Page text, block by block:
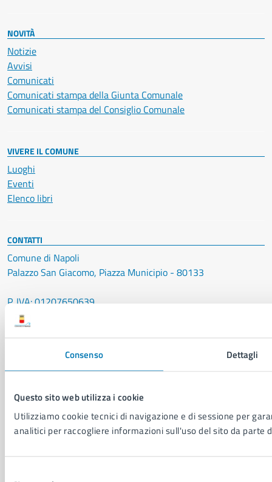
Consenso Dettagli
Questo sito web utilizza i cookie
Utilizziamo cookie tecnici di navigazione e di sessione per
analitici per raccogliere informazioni sull'uso del sito da parte
NOVITÀ
Notizie
Avvisi
Comunicati
Comunicati stampa della Giunta Comunale
Comunicati stampa del Consiglio Comunale
VIVERE IL COMUNE
Luoghi
Eventi
Elenco libri
CONTATTI
Comune di Napoli
Palazzo San Giacomo, Piazza Municipio - 80133
P. IVA: 01207650639
CF: 80014890638
LEI: 8156007FF4DEB97ABA09
Servizio Protocollo, URP e Albo Pretorio
PEC:urp@pec.comune.napoli.it
Leggi le FAQ
Prenotazione appuntamento